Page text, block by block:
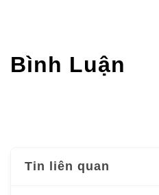
Bình Luận
Tin liên quan